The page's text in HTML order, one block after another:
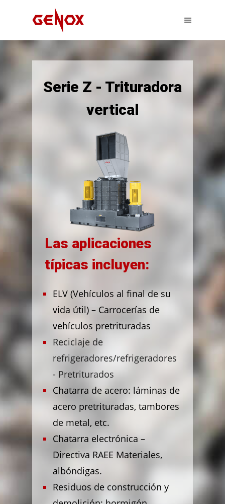
Serie Z - Trituradora
vertical
Las aplicaciones
típicas incluyen:
ELV (Vehículos al final de su
vida útil) – Carrocerías de
vehículos pretrituradas
Reciclaje de
refrigeradores/refrigeradores
- Pretriturados
Chatarra de acero: láminas de
acero pretrituradas, tambores
de metal, etc.
Chatarra electrónica –
Directiva RAEE Materiales,
albóndigas.
Residuos de construcción y